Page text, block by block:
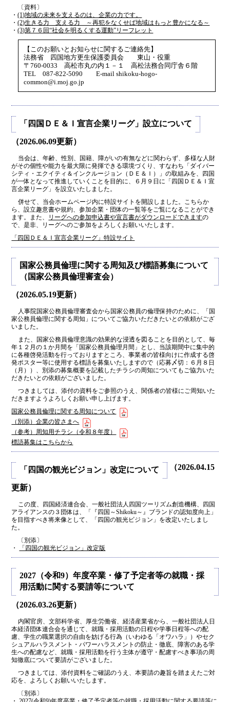
〔資料〕
・(1)地域の未来を支えるのは、企業の力です。
・(2)生きる力 支える力 ～再犯をなくせば地域はもっと豊かになる～
・(3)第７６回“社会を明るくする運動”リーフレット
【このお願いとお知らせに関するご連絡先】
法務省 四国地方更生保護委員会 東山・役重
〒760-0033 高松市丸の内１－１ 高松法務合同庁舎６階
TEL 087-822-5090 E-mail shikoku-hogo-
common@i.moj.go.jp
「四国ＤＥ＆Ｉ宣言企業リーグ」設立について
（2026.06.09更新）
当会は、年齢、性別、国籍、障がいの有無などに関わらず、多様な人財
がその個性や能力を最大限に発揮できる環境づくり、すなわち「ダイバー
シティ・エクイティ＆インクルージョン（ＤＥ＆Ｉ）」の取組みを、四国
が一体となって推進していくことを目的に、６月９日に「四国ＤＥ＆Ｉ宣
言企業リーグ」を設立いたしました。
併せて、当会ホームページ内に特設サイトを開設しました。こちらか
ら、設立趣意書や規約、参加企業・団体の一覧等をご覧になることができ
ます。また、
リーグへの参加申込書や宣言書がダウンロードできますの
で、是非、リーグへのご参加をよろしくお願いいたします。
「四国ＤＥ＆Ｉ宣言企業リーグ」特設サイト
国家公務員倫理に関する周知及び標語募集について
（国家公務員倫理審査会）
（2026.05.19更新）
人事院国家公務員倫理審査会から国家公務員の倫理保持のために、「国
家公務員倫理に関する周知」についてご協力いただきたいとの依頼がござ
いました。
また、国家公務員倫理意識の効果的な浸透を図ることを目的として、毎
年１２月の１か月間を「国家公務員倫理月間」とし、当該期間中に集中的
に各種啓発活動を行っておりますところ、事業者の皆様向けに作成する啓
発ポスター等に使用する標語を募集いたしますので（応募〆切：６月８日
（月））、別添の募集概要を記載したチラシの周知についてもご協力いた
だきたいとの依頼がございました。
つきましては、添付の資料をご参照のうえ、関係者の皆様にご周知いた
だきますようよろしくお願い申し上げます。
国家公務員倫理に関する周知について
（別添）企業の皆さまへ
（参考）周知用チラシ（令和８年度）
標語募集はこちらから
「四国の観光ビジョン」改定について （2026.04.15
更新）
この度、四国経済連合会、一般社団法人四国ツーリズム創造機構、四国
アライアンスの３団体は、「『四国～Shikoku～』ブランドの認知度向上」
を目指すべき将来像として、「四国の観光ビジョン」を改定いたしまし
た。
〔別添〕
・
「四国の観光ビジョン」改定版
2027（令和9）年度卒業・修了予定者等の就職・採
用活動に関する要請等について
（2026.03.26更新）
内閣官房、文部科学省、厚生労働省、経済産業省から、一般社団法人日
本経済団体連合会を通じて、就職・採用活動の日程や学事日程等への配
慮、学生の職業選択の自由を妨げる行為（いわゆる「オワハラ」）やセク
シュアルハラスメント・パワーハラスメントの防止・徹底、障害のある学
生への配慮など、就職・採用活動を行う主体が遵守・配慮すべき事項の周
知徹底について要請がございました。
つきましては、添付資料をご確認のうえ、本要請の趣旨を踏まえたご対
応を、よろしくお願いいたします。
〔別添〕